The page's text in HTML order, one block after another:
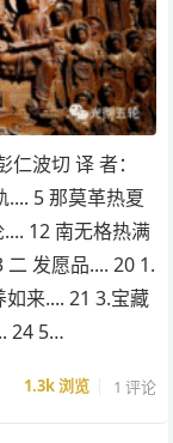
波切 译 者：
.... 5 那莫革热夏
12 南无格热满
发愿品.... 20 1.
来.... 21 3.宝藏
24 5…
1.3k浏览 1 评论